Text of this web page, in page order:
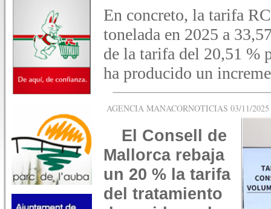
En concreto, la tarifa
tonelada en 2025 a
de la tarifa del 20,51 %
ha producido un
AGENCIA MANACORNOTICIAS 03/11/
El Consell de
Mallorca rebaja
un 20 % la tarifa
del tratamiento